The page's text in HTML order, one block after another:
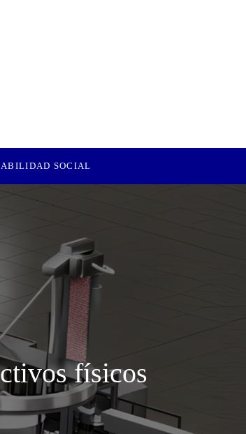
SOCIAL
físicos